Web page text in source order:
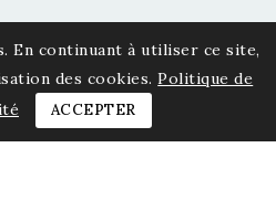
En continuant à utiliser ce site,
des cookies. Politique de
ACCEPTER
- Gemmes et Minéraux